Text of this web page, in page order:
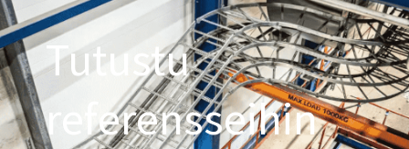
Tutustu
referensseihin